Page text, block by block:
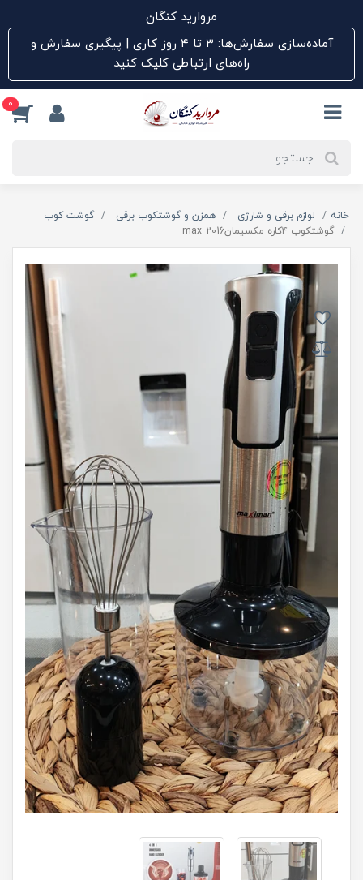
مروارید کنگان
آماده‌سازی سفارش‌ها: ۳ تا ۴ روز کاری | پیگیری سفارش و
راه‌های ارتباطی کلیک کنید
0
خانه لوازم برقی و شارژی همزن و گوشتکوب برقی
گوشت کوب
گوشتکوب ۴کاره مکسیمانmax_2016